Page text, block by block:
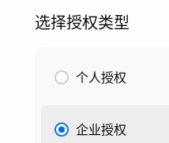
选择授权类型
个人授权
企业授权